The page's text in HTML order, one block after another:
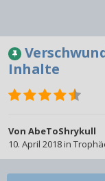
Inhalte
Von AbeToShrykull
10. April 2018in